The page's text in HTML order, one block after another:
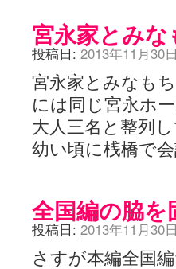
宮永家とみ
投稿日: 2013年11月30日
宮永家とみなも
には同じ宮永ホ
大人三名と整列
幼い頃に桟橋で
全国編の脇
投稿日: 2013年11月30日
さすが本編全国